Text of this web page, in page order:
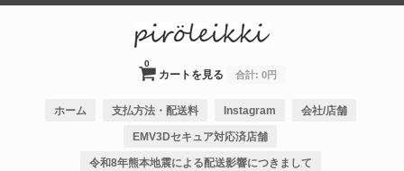
カートを見る
0
合計: 0円
ホーム 支払方法・配送料 Instagram 会社/店舗
EMV3Dセキュア対応済店舗
令和8年熊本地震による配送影響につきまして